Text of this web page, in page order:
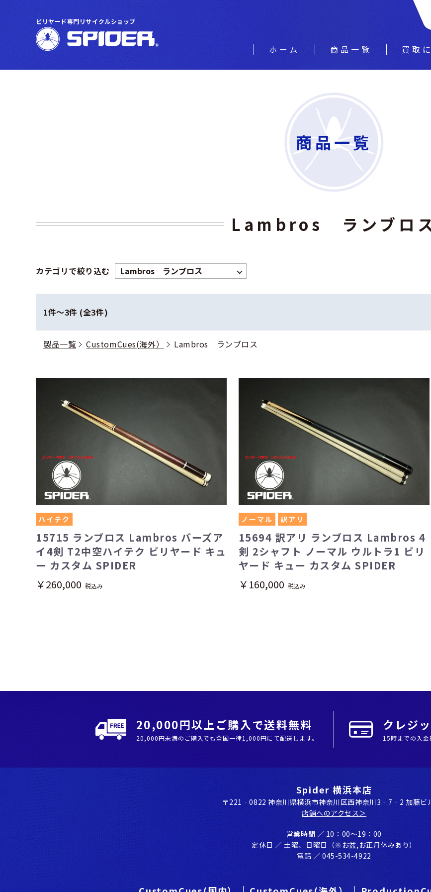
ビリヤード専門リサイクルショップ
ホーム 商品一覧 買取
商品一覧
Lambros ランブロ
カテゴリで絞り込む
1件〜3件 (全3件)
製品一覧 CustomCues(海外） Lambros ランブロス
ハイテク
15715 ランブロス Lambros バーズア
イ4剣 T2中空ハイテク ビリヤード キュ
ー カスタム SPIDER
￥260,000 税込み
ノーマル 訳アリ
15694 訳アリ ランブロス Lambros 4
剣 2シャフト ノーマル ウルトラ1 ビリ
ヤード キュー カスタム SPIDER
￥160,000 税込み
20,000円以上ご購入で送料無料
20,000円未満のご購入でも全国⼀律1,000円にて配送します。
クレジ
15時までの入金
Spider 横浜本店
〒221‐0822 神奈川県横浜市神奈川区⻄神奈川3‐7‐2 加藤ビ
店舗へのアクセス＞
営業時間 ／ 10：00〜19：00
定休⽇ ／ ⼟曜、⽇曜⽇（※お盆,お正⽉休みあり）
電話 ／ 045-534-4922